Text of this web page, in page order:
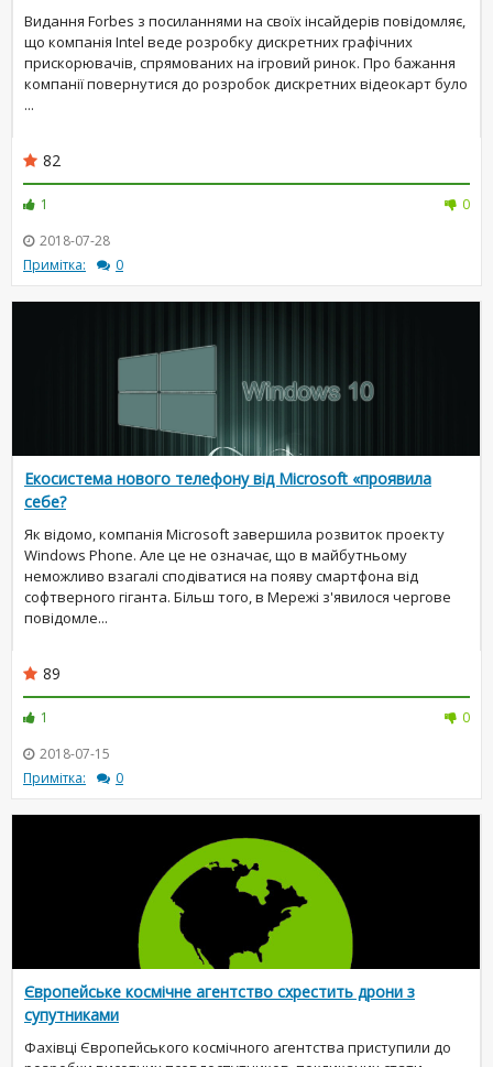
Видання Forbes з посиланнями на своїх інсайдерів повідомляє,
що компанія Intel веде розробку дискретних графічних
прискорювачів, спрямованих на ігровий ринок. Про бажання
компанії повернутися до розробок дискретних відеокарт було
...
82
1
0
2018-07-28
Примітка:
0
Екосистема нового телефону від Microsoft «проявила
себе?
Як відомо, компанія Microsoft завершила розвиток проекту
Windows Phone. Але це не означає, що в майбутньому
неможливо взагалі сподіватися на появу смартфона від
софтверного гіганта. Більш того, в Мережі з'явилося чергове
повідомле...
89
1
0
2018-07-15
Примітка:
0
Європейське космічне агентство схрестить дрони з
супутниками
Фахівці Європейського космічного агентства приступили до